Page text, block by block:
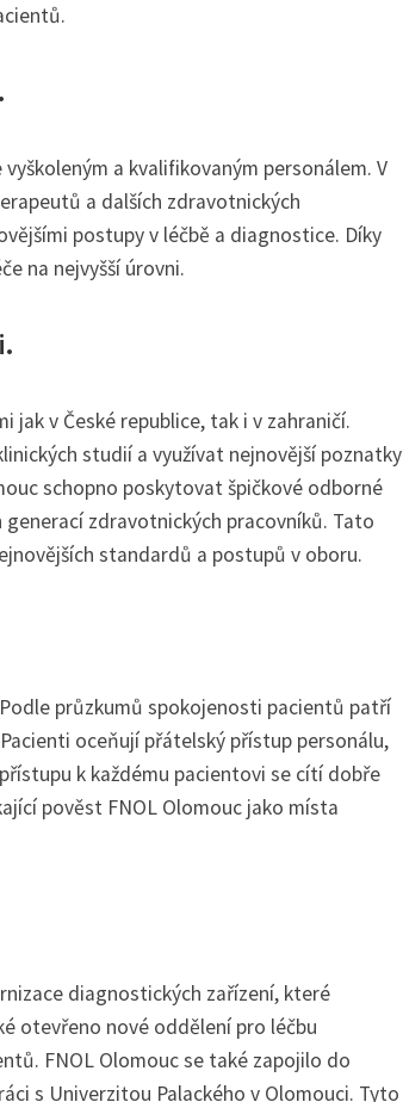
a kvalifikovaným personálem. V
a dalších zdravotnických
postupy v léčbě a diagnostice. Díky
na nejvyšší úrovni.
jak v České republice, tak i v zahraničí.
studií a využívat nejnovější poznatky
schopno poskytovat špičkové odborné
zdravotnických pracovníků. Tato
standardů a postupů v oboru.
průzkumů spokojenosti pacientů patří
oceňují přátelský přístup personálu,
k každému pacientovi se cítí dobře
pověst FNOL Olomouc jako místa
diagnostických zařízení, které
otevřeno nové oddělení pro léčbu
FNOL Olomouc se také zapojilo do
s Univerzitou Palackého v Olomouci. Tyto